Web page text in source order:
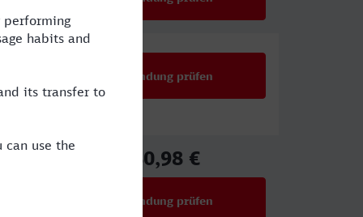
Verbindung prüfen
80,98 €
Verbindung prüfen